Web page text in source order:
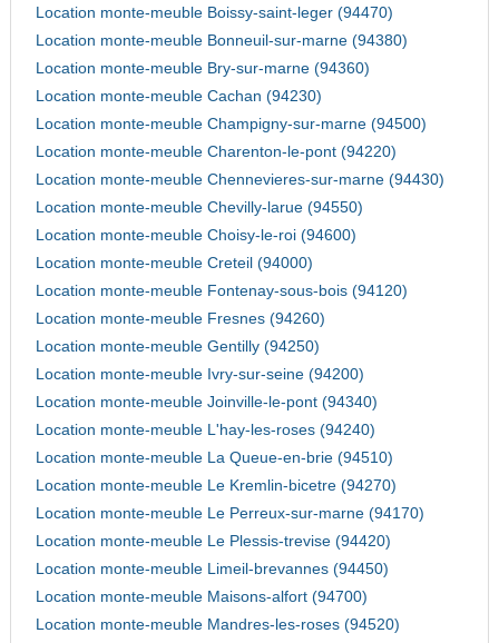
Location monte-meuble Boissy-saint-leger (94470)
Location monte-meuble Bonneuil-sur-marne (94380)
Location monte-meuble Bry-sur-marne (94360)
Location monte-meuble Cachan (94230)
Location monte-meuble Champigny-sur-marne (94500)
Location monte-meuble Charenton-le-pont (94220)
Location monte-meuble Chennevieres-sur-marne (94430)
Location monte-meuble Chevilly-larue (94550)
Location monte-meuble Choisy-le-roi (94600)
Location monte-meuble Creteil (94000)
Location monte-meuble Fontenay-sous-bois (94120)
Location monte-meuble Fresnes (94260)
Location monte-meuble Gentilly (94250)
Location monte-meuble Ivry-sur-seine (94200)
Location monte-meuble Joinville-le-pont (94340)
Location monte-meuble L'hay-les-roses (94240)
Location monte-meuble La Queue-en-brie (94510)
Location monte-meuble Le Kremlin-bicetre (94270)
Location monte-meuble Le Perreux-sur-marne (94170)
Location monte-meuble Le Plessis-trevise (94420)
Location monte-meuble Limeil-brevannes (94450)
Location monte-meuble Maisons-alfort (94700)
Location monte-meuble Mandres-les-roses (94520)